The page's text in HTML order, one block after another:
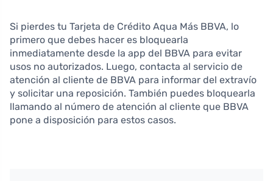
Si pierdes tu Tarjeta de Crédito Aqua Más BBVA, lo
primero que debes hacer es bloquearla
inmediatamente desde la app del BBVA para evitar
usos no autorizados. Luego, contacta al servicio de
atención al cliente de BBVA para informar del extravío
y solicitar una reposición. También puedes bloquearla
llamando al número de atención al cliente que BBVA
pone a disposición para estos casos.